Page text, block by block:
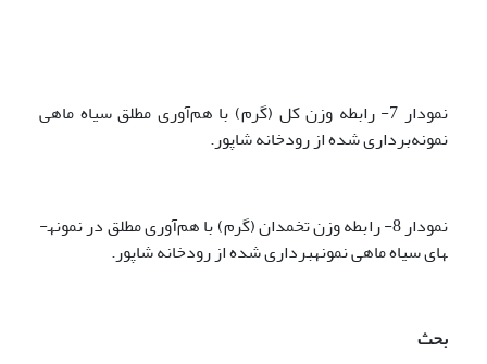
نمودار 7- رابطه وزن کل (گرم) با هم‌آوری مطلق سیاه ماهی
نمونه‌برداری شده از رودخانه شاپور.
نمودار 8- رابطه وزن تخمدان (گرم) با هم‌آوری مطلق در نمونه­
های سیاه ماهی نمونه­برداری شده از رودخانه شاپور.
بحث